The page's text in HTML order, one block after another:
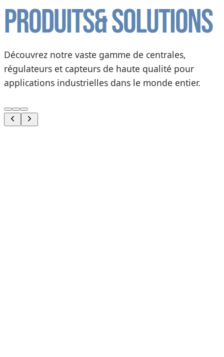
Produits& solutions
Découvrez notre vaste gamme de centrales,
régulateurs et capteurs de haute qualité pour
applications industrielles dans le monde entier.